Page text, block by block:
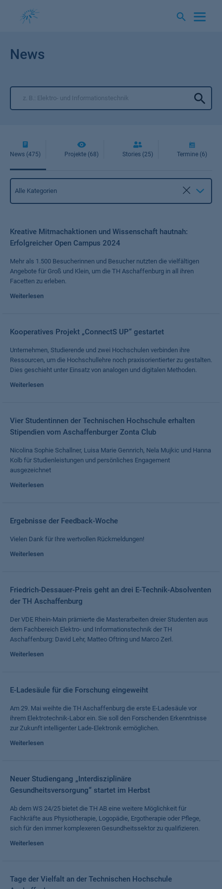
News
News (475) Projekte (68) Stories (25) Termine (6)
Kategorie
Alle Kategorien
Kreative Mitmachaktionen und Wissenschaft hautnah:
Erfolgreicher Open Campus 2024
Mehr als 1.500 Besucherinnen und Besucher nutzten die vielfältigen
Angebote für Groß und Klein, um die TH Aschaffenburg in all ihren
Facetten zu erleben.
Weiterlesen
Kooperatives Projekt „ConnectS UP“ gestartet
Unternehmen, Studierende und zwei Hochschulen verbinden ihre
Ressourcen, um die Hochschullehre noch praxisorientierter zu gestalten.
Dies geschieht unter Einsatz von analogen und digitalen Methoden.
Weiterlesen
Vier Studentinnen der Technischen Hochschule erhalten
Stipendien vom Aschaffenburger Zonta Club
Nicolina Sophie Schallner, Luisa Marie Gennrich, Nela Mujkic und Hanna
Kolb für Studienleistungen und persönliches Engagement
ausgezeichnet
Weiterlesen
Ergebnisse der Feedback-Woche
Vielen Dank für Ihre wertvollen Rückmeldungen!
Weiterlesen
Friedrich-Dessauer-Preis geht an drei E-Technik-Absolventen
der TH Aschaffenburg
Der VDE Rhein-Main prämierte die Masterarbeiten dreier Studenten aus
dem Fachbereich Elektro- und Informationstechnik der TH
Aschaffenburg: David Lehr, Matteo Oftring und Marco Zerl.
Weiterlesen
E-Ladesäule für die Forschung eingeweiht
Am 29. Mai weihte die TH Aschaffenburg die erste E-Ladesäule vor
ihrem Elektrotechnik-Labor ein. Sie soll den Forschenden Erkenntnisse
zur Zukunft intelligenter Lade-Elektronik ermöglichen.
Weiterlesen
Neuer Studiengang „Interdisziplinäre
Gesundheitsversorgung“ startet im Herbst
Ab dem WS 24/25 bietet die TH AB eine weitere Möglichkeit für
Fachkräfte aus Physiotherapie, Logopädie, Ergotherapie oder Pflege,
sich für den immer komplexeren Gesundheitssektor zu qualifizieren.
Weiterlesen
Tage der Vielfalt an der Technischen Hochschule